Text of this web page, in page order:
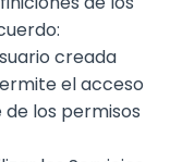
creada
el acceso
los permisos